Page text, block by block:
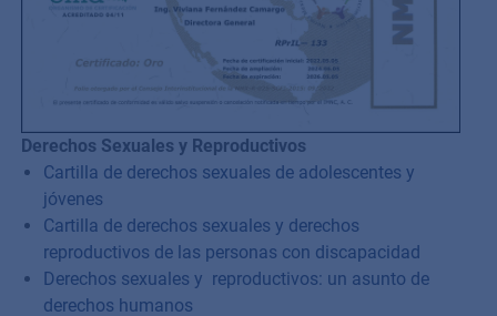
Derechos Sexuales y Reproductivos
Cartilla de derechos sexuales de adolescentes y
jóvenes
Cartilla de derechos sexuales y derechos
reproductivos de las personas con discapacidad
Derechos sexuales y reproductivos: un asunto de
derechos humanos